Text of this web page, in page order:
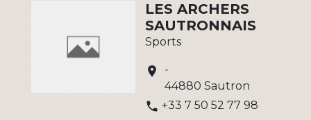
LES ARCHERS
SAUTRONNAIS
Sports
location_on
-
44880 Sautron
phone +33 7 50 52 77 98